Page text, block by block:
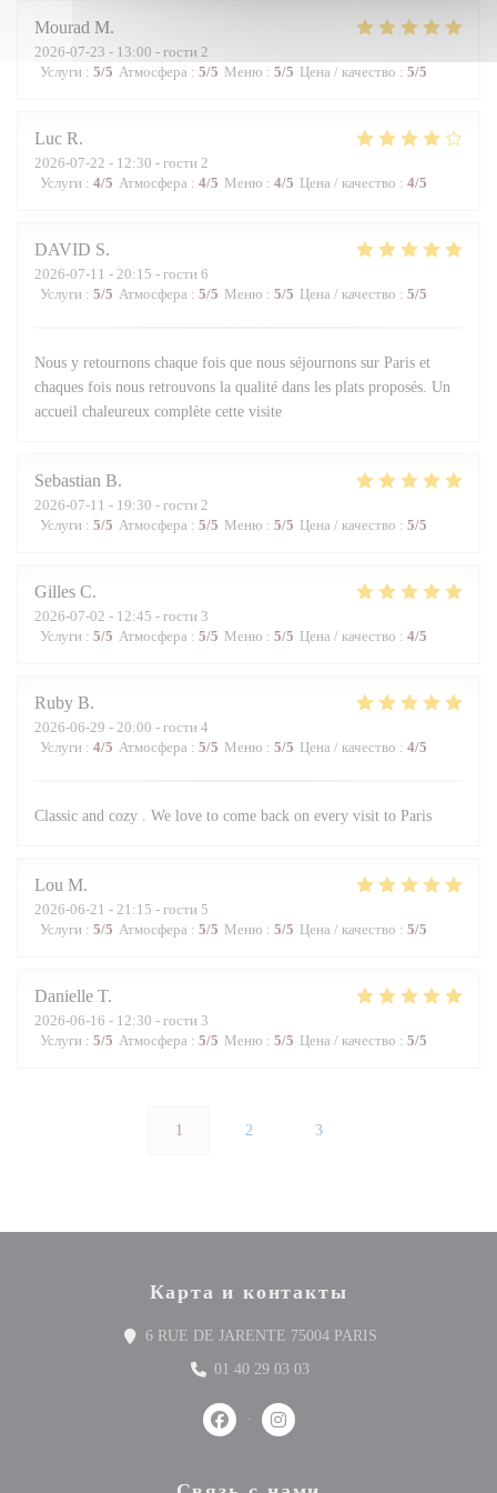
Mourad M
2026-07-23 - 13:00 - гости 2
Услуги : 5/5 Атмосфера : 5/5 Меню : 5/5 Цена / качество : 5/5
Luc R
2026-07-22 - 12:30 - гости 2
Услуги : 4/5 Атмосфера : 4/5 Меню : 4/5 Цена / качество : 4/5
DAVID S
2026-07-11 - 20:15 - гости 6
Услуги : 5/5 Атмосфера : 5/5 Меню : 5/5 Цена / качество : 5/5
Nous y retournons chaque fois que nous séjournons sur Paris et
chaques fois nous retrouvons la qualité dans les plats proposés. Un
accueil chaleureux complète cette visite
Sebastian B
2026-07-11 - 19:30 - гости 2
Услуги : 5/5 Атмосфера : 5/5 Меню : 5/5 Цена / качество : 5/5
Gilles C
2026-07-02 - 12:45 - гости 3
Услуги : 5/5 Атмосфера : 5/5 Меню : 5/5 Цена / качество : 4/5
Ruby B
2026-06-29 - 20:00 - гости 4
Услуги : 4/5 Атмосфера : 5/5 Меню : 5/5 Цена / качество : 4/5
Classic and cozy . We love to come back on every visit to Paris
Lou M
2026-06-21 - 21:15 - гости 5
Услуги : 5/5 Атмосфера : 5/5 Меню : 5/5 Цена / качество : 5/5
Danielle T
2026-06-16 - 12:30 - гости 3
Услуги : 5/5 Атмосфера : 5/5 Меню : 5/5 Цена / качество : 5/5
1 2 3
Карта и контакты
6 RUE DE JARENTE 75004 PARIS
01 40 29 03 03
Facebook ((открывается в новом
Instagram ((открывается в